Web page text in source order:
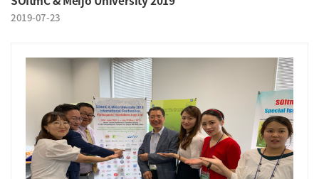
2019-07-23